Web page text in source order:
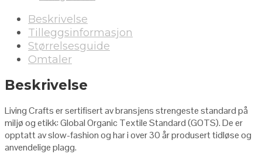
Beskrivelse
Tilleggsinformasjon
Størrelsesguide
Omtaler
Beskrivelse
Living Crafts er sertifisert av bransjens strengeste standard på
miljø og etikk: Global Organic Textile Standard (GOTS). De er
opptatt av slow-fashion og har i over 30 år produsert tidløse og
anvendelige plagg.